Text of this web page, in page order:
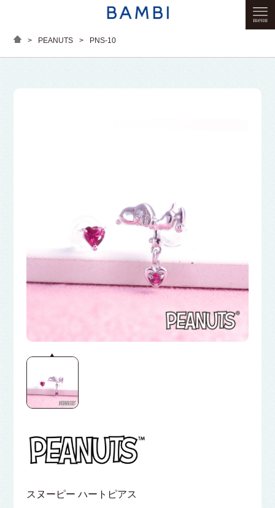
> PEANUTS > PNS-10
スヌーピー ハートピアス